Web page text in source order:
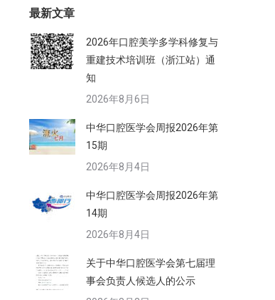
最新文章
2026年口腔美学多学科修复与
重建技术培训班（浙江站）通
知
2026年8月6日
中华口腔医学会周报2026年第
15期
2026年8月4日
中华口腔医学会周报2026年第
14期
2026年8月4日
关于中华口腔医学会第七届理
事会负责人候选人的公示